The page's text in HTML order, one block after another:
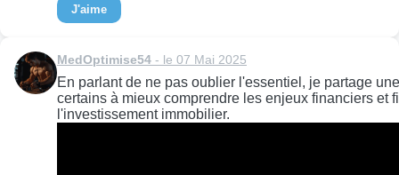
J'aime
MedOptimise54 - le 07 Mai 2025
En parlant de ne pas oublier l'essentiel, je partage
certains à mieux comprendre les enjeux financiers et
l'investissement immobilier.